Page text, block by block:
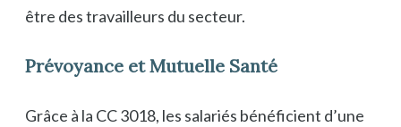
être des travailleurs du secteur.
Prévoyance et Mutuelle Santé
Grâce à la CC 3018, les salariés bénéficient d’une